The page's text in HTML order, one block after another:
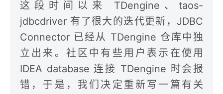
这段时间以来 TDengine、taos-
jdbcdriver 有了很大的迭代更新，JDBC
Connector 已经从 TDengine 仓库中独
立出来。社区中有些用户表示在使用
IDEA database 连接 TDengine 时会报
错，于是，我们决定重新写一篇有关